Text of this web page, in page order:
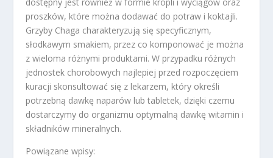
dostępny jest również w formie kropli i wyciągów oraz
proszków, które można dodawać do potraw i koktajli.
Grzyby Chaga charakteryzują się specyficznym,
słodkawym smakiem, przez co komponować je można
z wieloma różnymi produktami. W przypadku różnych
jednostek chorobowych najlepiej przed rozpoczęciem
kuracji skonsultować się z lekarzem, który określi
potrzebną dawkę naparów lub tabletek, dzięki czemu
dostarczymy do organizmu optymalną dawkę witamin i
składników mineralnych.
Powiązane wpisy: